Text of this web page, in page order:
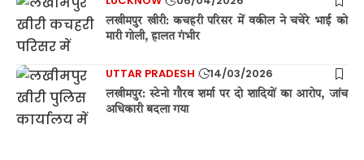
लखीमपुर खीरी: कचहरी परिसर में वकील ने चचेरे भाई को
मारी गोली, हालत गंभीर
UTTAR PRADESH 14/03/2026
लखीमपुर: स्टेनो गौरव शर्मा पर दो शादियों का आरोप, जांच
अधिकारी बदला गया